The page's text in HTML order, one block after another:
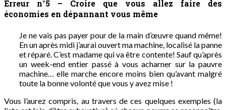
Erreur n°5 – Croire que vous allez faire des
économies en dépannant vous même
Je ne vais pas payer pour de la main d’œuvre quand même!
En un après midi j’aurai ouvert ma machine, localisé la panne
et réparé. C’est madame qui va être contente! Sauf qu’après
un week-end entier passé à vous acharner sur la pauvre
machine… elle marche encore moins bien qu’avant malgré
toute la bonne volonté que vous y avez mise !
Vous l’aurez compris, au travers de ces quelques exemples (la